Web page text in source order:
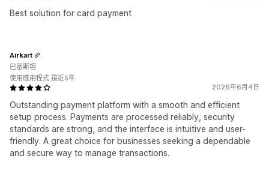
Best solution for card payment
2026年6月4日
Outstanding payment platform with a smooth and efficient
setup process. Payments are processed reliably, security
standards are strong, and the interface is intuitive and user-
friendly. A great choice for businesses seeking a dependable
and secure way to manage transactions.
Airkart
巴基斯坦
使用應用程式 接近5年